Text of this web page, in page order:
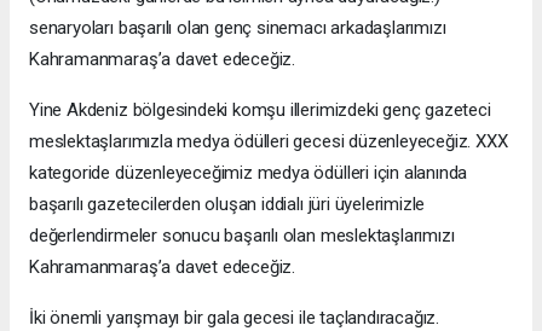
senaryoları başarılı olan genç sinemacı arkadaşlarımızı
Kahramanmaraş’a davet edeceğiz.
Yine Akdeniz bölgesindeki komşu illerimizdeki genç gazeteci
meslektaşlarımızla medya ödülleri gecesi düzenleyeceğiz. XXX
kategoride düzenleyeceğimiz medya ödülleri için alanında
başarılı gazetecilerden oluşan iddialı jüri üyelerimizle
değerlendirmeler sonucu başarılı olan meslektaşlarımızı
Kahramanmaraş’a davet edeceğiz.
İki önemli yarışmayı bir gala gecesi ile taçlandıracağız.